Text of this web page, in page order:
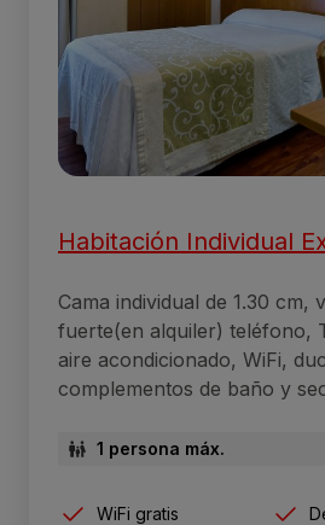
Habitación Individual
Cama individual de 1.30 cm,
fuerte(en alquiler) teléfono,
aire acondicionado, WiFi,
complementos de baño y
1 persona máx.
WiFi gratis